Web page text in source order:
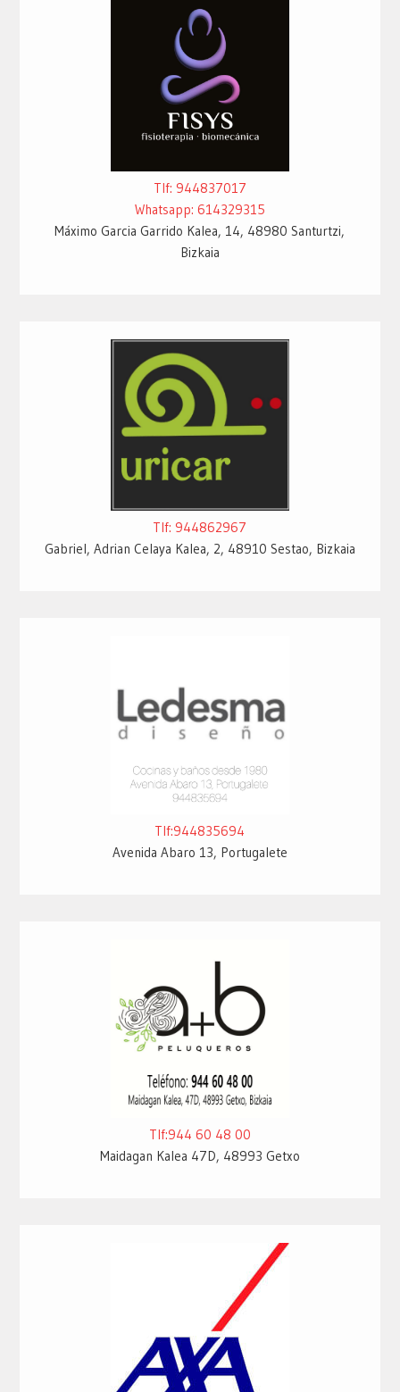
Tlf: 944837017
Whatsapp: 614329315
Máximo Garcia Garrido Kalea, 14, 48980 Santurtzi,
Bizkaia
Tlf: 944862967
Gabriel, Adrian Celaya Kalea, 2, 48910 Sestao, Bizkaia
Tlf:944835694
Avenida Abaro 13, Portugalete
Tlf:944 60 48 00
Maidagan Kalea 47D, 48993 Getxo